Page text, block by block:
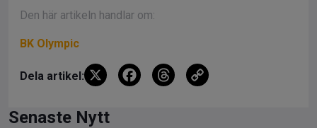
Den här artikeln handlar om:
BK Olympic
Dela artikel: X
F
T
Senaste Nytt